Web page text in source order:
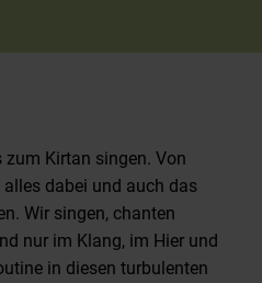
Kirtan singen. Von
dabei und auch das
Wir singen, chanten
nur im Klang, im Hier und
in diesen turbulenten